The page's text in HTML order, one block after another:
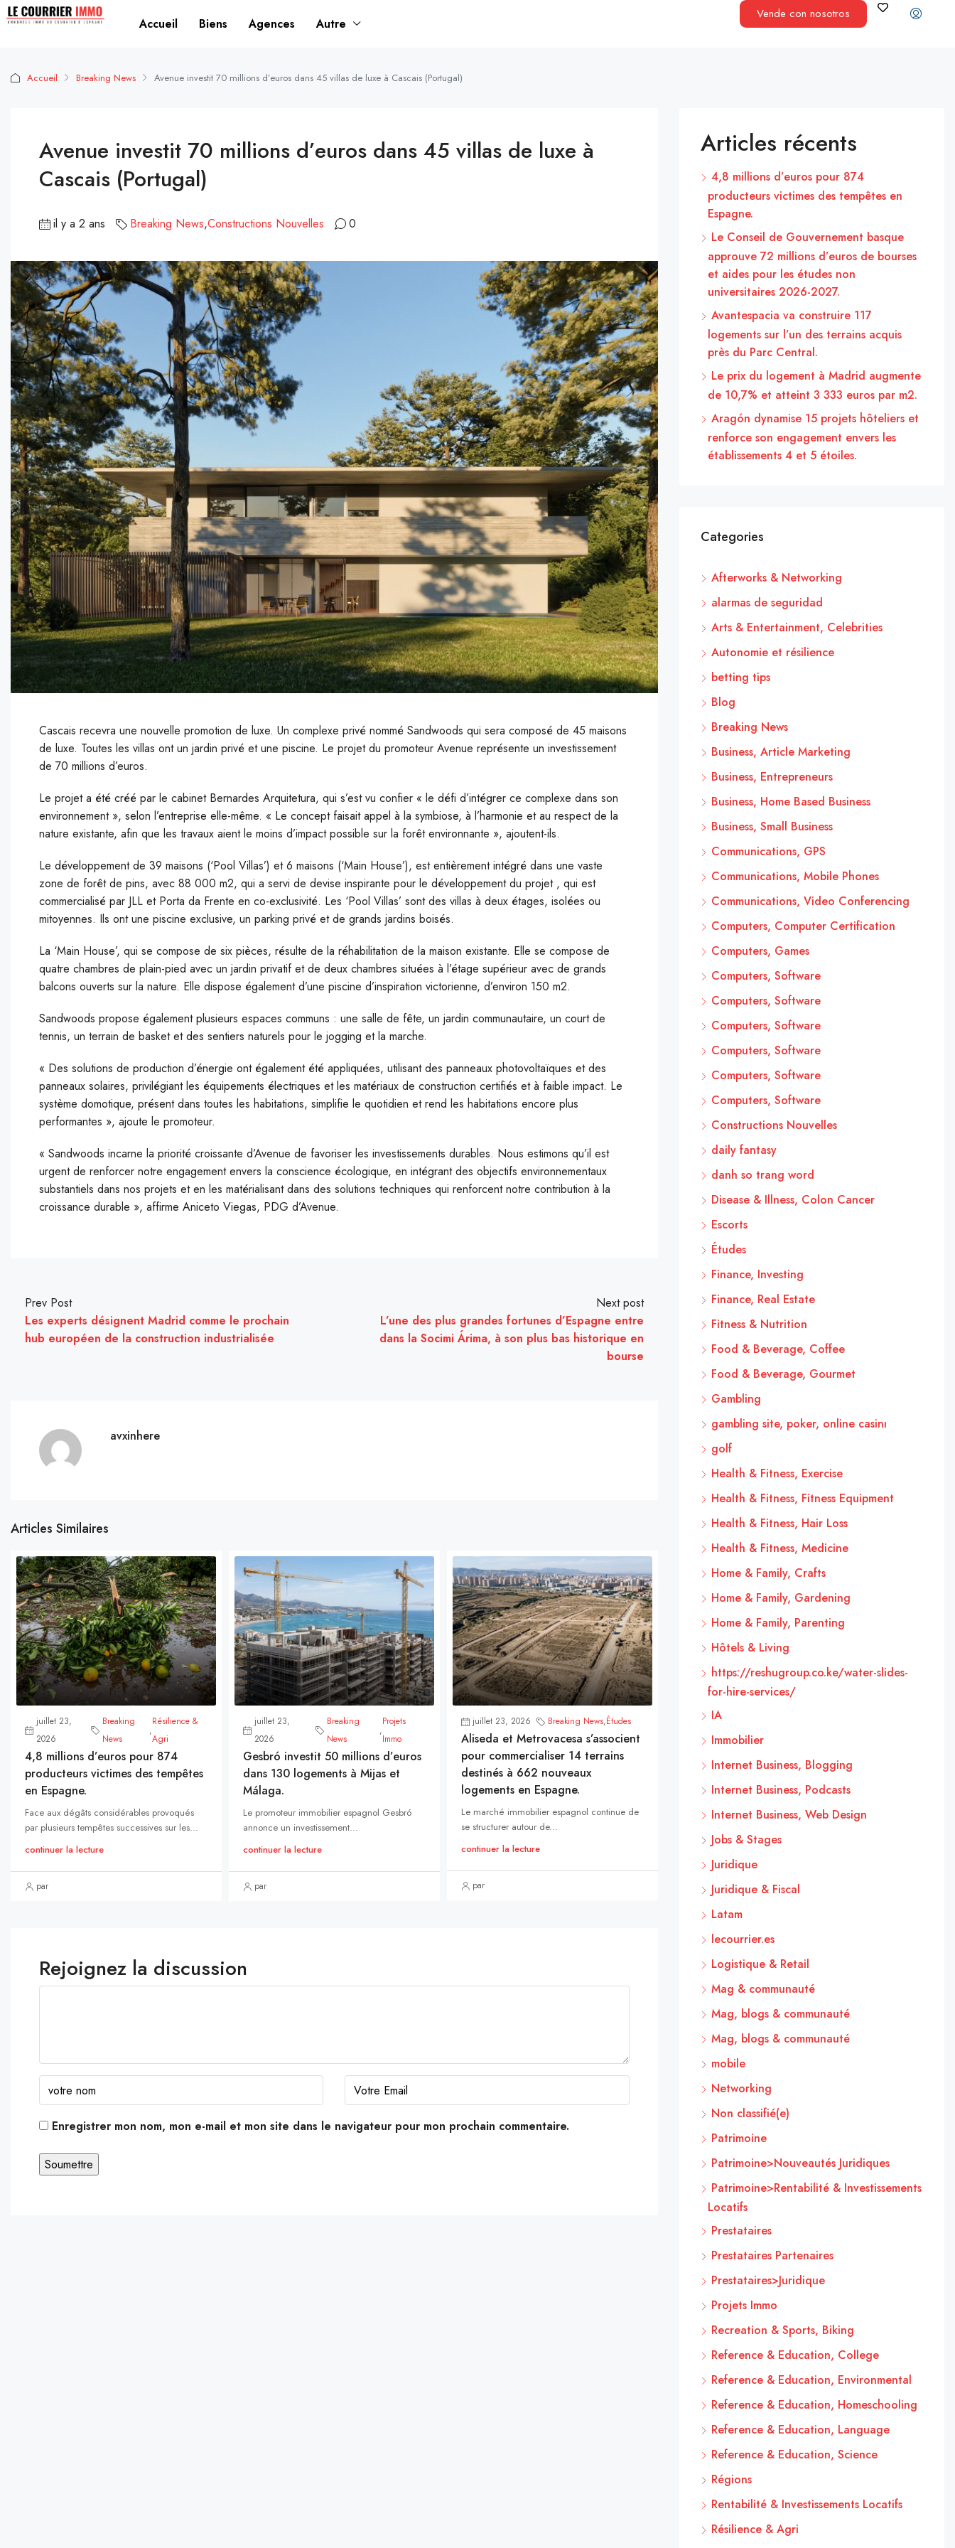
Accueil Biens Agences Autre
Vende con nosotros
Accueil Breaking News Avenue investit 70 millions d’euros dans 45 villas de luxe à Cascais (Portugal)
Avenue investit 70 millions d’euros dans 45 villas de luxe à
Cascais (Portugal)
il y a 2 ans Breaking News,Constructions Nouvelles 0
Cascais recevra une nouvelle promotion de luxe. Un complexe privé nommé Sandwoods qui sera composé de 45 maisons
de luxe. Toutes les villas ont un jardin privé et une piscine. Le projet du promoteur Avenue représente un investissement
de 70 millions d’euros.
Le projet a été créé par le cabinet Bernardes Arquitetura, qui s’est vu confier « le défi d’intégrer ce complexe dans son
environnement », selon l’entreprise elle-même. « Le concept faisait appel à la symbiose, à l’harmonie et au respect de la
nature existante, afin que les travaux aient le moins d’impact possible sur la forêt environnante », ajoutent-ils.
Le développement de 39 maisons (‘Pool Villas’) et 6 maisons (‘Main House’), est entièrement intégré dans une vaste
zone de forêt de pins, avec 88 000 m2, qui a servi de devise inspirante pour le développement du projet , qui est
commercialisé par JLL et Porta da Frente en co-exclusivité. Les ‘Pool Villas’ sont des villas à deux étages, isolées ou
mitoyennes. Ils ont une piscine exclusive, un parking privé et de grands jardins boisés.
La ‘Main House’, qui se compose de six pièces, résulte de la réhabilitation de la maison existante. Elle se compose de
quatre chambres de plain-pied avec un jardin privatif et de deux chambres situées à l’étage supérieur avec de grands
balcons ouverts sur la nature. Elle dispose également d’une piscine d’inspiration victorienne, d’environ 150 m2.
Sandwoods propose également plusieurs espaces communs : une salle de fête, un jardin communautaire, un court de
tennis, un terrain de basket et des sentiers naturels pour le jogging et la marche.
« Des solutions de production d’énergie ont également été appliquées, utilisant des panneaux photovoltaïques et des
panneaux solaires, privilégiant les équipements électriques et les matériaux de construction certifiés et à faible impact. Le
système domotique, présent dans toutes les habitations, simplifie le quotidien et rend les habitations encore plus
performantes », ajoute le promoteur.
« Sandwoods incarne la priorité croissante d’Avenue de favoriser les investissements durables. Nous estimons qu’il est
urgent de renforcer notre engagement envers la conscience écologique, en intégrant des objectifs environnementaux
substantiels dans nos projets et en les matérialisant dans des solutions techniques qui renforcent notre contribution à la
croissance durable », affirme Aniceto Viegas, PDG d’Avenue.
Prev Post
Les experts désignent Madrid comme le prochain
hub européen de la construction industrialisée
Next post
L’une des plus grandes fortunes d’Espagne entre
dans la Socimi Árima, à son plus bas historique en
bourse
avxinhere
Articles Similaires
juillet 23,
2026
Breaking
News
,
Résilience &
Agri
4,8 millions d’euros pour 874
producteurs victimes des tempêtes
en Espagne.
Face aux dégâts considérables provoqués
par plusieurs tempêtes successives sur les...
continuer la lecture
par
juillet 23,
2026
Breaking
News
,
Projets
Immo
Gesbró investit 50 millions d’euros
dans 130 logements à Mijas et
Málaga.
Le promoteur immobilier espagnol Gesbró
annonce un investissement...
continuer la lecture
par
juillet 23, 2026 Breaking News,Études
Aliseda et Metrovacesa s’associent
pour commercialiser 14 terrains
destinés à 662 nouveaux
logements en Espagne.
Le marché immobilier espagnol continue de
se structurer autour de...
continuer la lecture
par
Rejoignez la discussion
Enregistrer mon nom, mon e-mail et mon site dans le navigateur pour mon prochain commentaire.
Articles récents
4,8 millions d’euros pour 874
producteurs victimes des tempêtes en
Espagne.
Le Conseil de Gouvernement basque
approuve 72 millions d’euros de bourses
et aides pour les études non
universitaires 2026-2027.
Avantespacia va construire 117
logements sur l’un des terrains acquis
près du Parc Central.
Le prix du logement à Madrid augmente
de 10,7% et atteint 3 333 euros par m2.
Aragón dynamise 15 projets hôteliers et
renforce son engagement envers les
établissements 4 et 5 étoiles.
Categories
Afterworks & Networking
alarmas de seguridad
Arts & Entertainment, Celebrities
Autonomie et résilience
betting tips
Blog
Breaking News
Business, Article Marketing
Business, Entrepreneurs
Business, Home Based Business
Business, Small Business
Communications, GPS
Communications, Mobile Phones
Communications, Video Conferencing
Computers, Computer Certification
Computers, Games
Computers, Software
Computers, Software
Computers, Software
Computers, Software
Computers, Software
Computers, Software
Constructions Nouvelles
daily fantasy
danh so trang word
Disease & Illness, Colon Cancer
Escorts
Études
Finance, Investing
Finance, Real Estate
Fitness & Nutrition
Food & Beverage, Coffee
Food & Beverage, Gourmet
Gambling
gambling site, poker, online casinı
golf
Health & Fitness, Exercise
Health & Fitness, Fitness Equipment
Health & Fitness, Hair Loss
Health & Fitness, Medicine
Home & Family, Crafts
Home & Family, Gardening
Home & Family, Parenting
Hôtels & Living
https://reshugroup.co.ke/water-slides-
for-hire-services/
IA
Immobilier
Internet Business, Blogging
Internet Business, Podcasts
Internet Business, Web Design
Jobs & Stages
Juridique
Juridique & Fiscal
Latam
lecourrier.es
Logistique & Retail
Mag & communauté
Mag, blogs & communauté
Mag, blogs & communauté
mobile
Networking
Non classifié(e)
Patrimoine
Patrimoine>Nouveautés Juridiques
Patrimoine>Rentabilité & Investissements
Locatifs
Prestataires
Prestataires Partenaires
Prestataires>Juridique
Projets Immo
Recreation & Sports, Biking
Reference & Education, College
Reference & Education, Environmental
Reference & Education, Homeschooling
Reference & Education, Language
Reference & Education, Science
Régions
Rentabilité & Investissements Locatifs
Résilience & Agri